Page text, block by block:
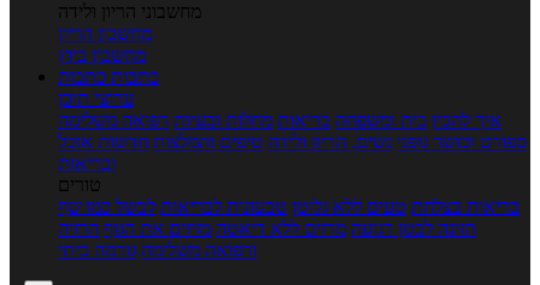
מחשבוני הריון ולידה
מחשבון הריון
מחשבון ביוץ
כתבות כתבות
ערוצי תוכן
איך להכין בית ומשפחה בריאות מחלות ובעיות רפואה משלימה
ספורט וכושר גופני נשים, הריון ולידה טיפים והמלצות חדשות אוכל
ובריאות
טורים
בריאות בצלחת טעים ללא גלוטן טבעונות לבריאות לבשל כמו שף
תזונה לבטן רגועה מרזים ללא דיאטה מזיזים את הגוף הרזיה
ורפואה משלימה גורמה ביתי